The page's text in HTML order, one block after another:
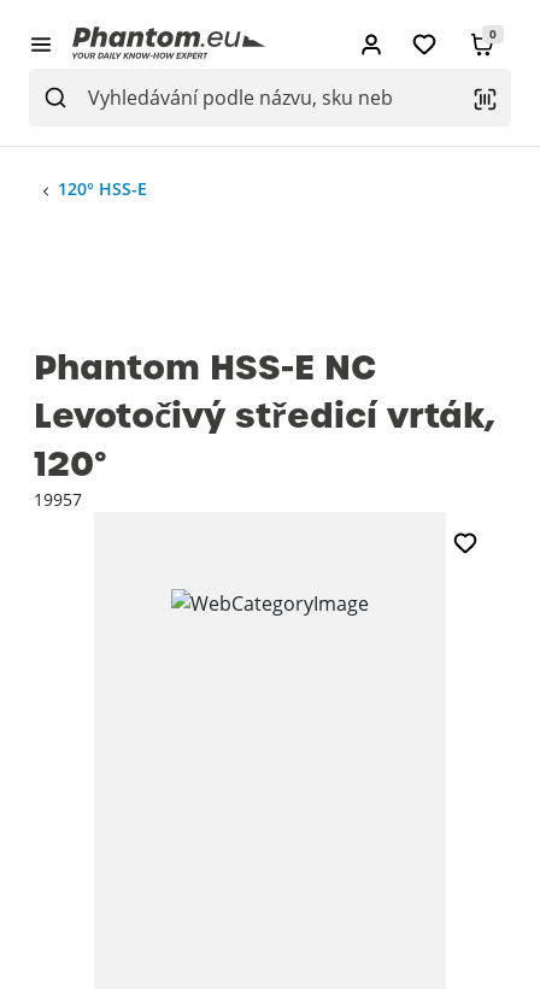
0
120° HSS-E
Phantom HSS-E NC
Levotočivý středicí vrták,
120°
19957